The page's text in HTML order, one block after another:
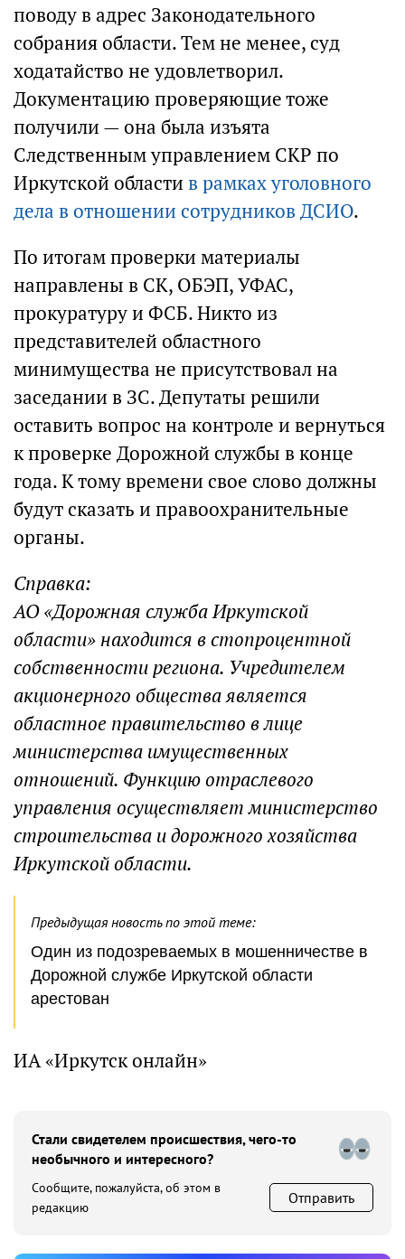
поводу в адрес Законодательного
собрания области. Тем не менее, суд
ходатайство не удовлетворил.
Документацию проверяющие тоже
получили — она была изъята
Следственным управлением СКР по
Иркутской области в рамках уголовного
дела в отношении сотрудников ДСИО.
По итогам проверки материалы
направлены в СК, ОБЭП, УФАС,
прокуратуру и ФСБ. Никто из
представителей областного
минимущества не присутствовал на
заседании в ЗС. Депутаты решили
оставить вопрос на контроле и вернуться
к проверке Дорожной службы в конце
года. К тому времени свое слово должны
будут сказать и правоохранительные
органы.
Справка:
АО «Дорожная служба Иркутской
области» находится в стопроцентной
собственности региона. Учредителем
акционерного общества является
областное правительство в лице
министерства имущественных
отношений. Функцию отраслевого
управления осуществляет министерство
строительства и дорожного хозяйства
Иркутской области.
Предыдущая новость по этой теме:
Один из подозреваемых в мошенничестве в
Дорожной службе Иркутской области
арестован
ИА «Иркутск онлайн»
Стали свидетелем происшествия, чего-то
необычного и интересного?
Сообщите, пожалуйста, об этом в
редакцию
Отправить